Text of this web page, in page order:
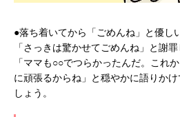
●落ち着いてから「ごめんね」と優し
「さっきは驚かせてごめんね」と謝罪
「ママも○○でつらかったんだ。これ
に頑張るからね」と穏やかに語りか
しょう。